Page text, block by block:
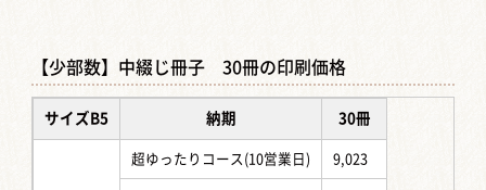
【少部数】中綴じ冊子 30冊の印刷価格
サイズB5 納期 30冊
超ゆったりコース(10営業日) 9,023